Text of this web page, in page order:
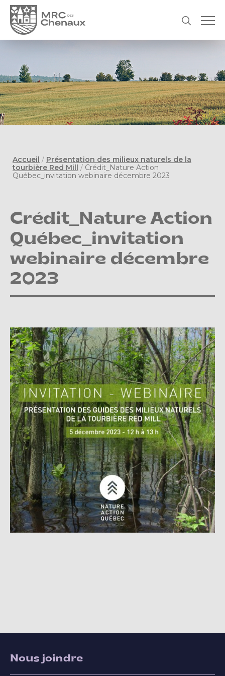
Accueil / Présentation des milieux naturels de la
tourbière Red Mill / Crédit_Nature Action
Québec_invitation webinaire décembre 2023
Crédit_Nature Action
Québec_invitation
webinaire décembre
2023
Nous joindre